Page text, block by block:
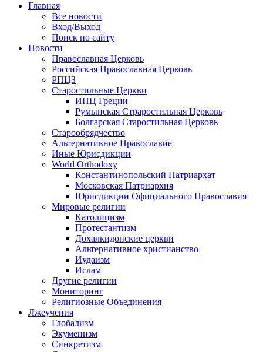
Главная
Все новости
Вход/Выход
Поиск по сайту
Новости
Православная Церковь
Российская Православная Церковь
РПЦЗ
Старостильные Церкви
ИПЦ Греции
Румынская Страростильная Церковь
Болгарская Старостильная Церковь
Старообрядчество
Альтернативное Православие
Иные Юрисдикции
World Orthodoxy
Константинопольский Патриархат
Московская Патриархия
Юрисдикции Официального Православия
Мировые религии
Католицизм
Протестантизм
Дохалкидонские церкви
Альтернативное христианство
Иудаизм
Ислам
Другие религии
Мониторинг
Религиозные Объединения
Лжеучения
Глобализм
Экуменизм
Синкретизм